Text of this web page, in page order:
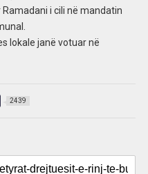
i cili në mandatin
lokale janë votuar në
2439